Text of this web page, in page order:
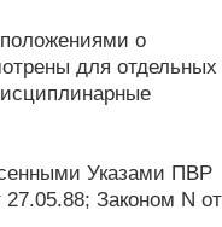
о
для отдельных
Указами ПВР
Законом N от